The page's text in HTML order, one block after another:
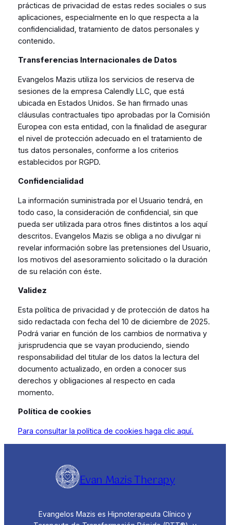
prácticas de privacidad de estas redes sociales o sus
aplicaciones, especialmente en lo que respecta a la
confidencialidad, tratamiento de datos personales y
contenido.
Transferencias Internacionales de Datos
Evangelos Mazis utiliza los servicios de reserva de
sesiones de la empresa Calendly LLC, que está
ubicada en Estados Unidos. Se han firmado unas
cláusulas contractuales tipo aprobadas por la Comisión
Europea con esta entidad, con la finalidad de asegurar
el nivel de protección adecuado en el tratamiento de
tus datos personales, conforme a los criterios
establecidos por RGPD.
Confidencialidad
La información suministrada por el Usuario tendrá, en
todo caso, la consideración de confidencial, sin que
pueda ser utilizada para otros fines distintos a los aquí
descritos. Evangelos Mazis se obliga a no divulgar ni
revelar información sobre las pretensiones del Usuario,
los motivos del asesoramiento solicitado o la duración
de su relación con éste.
Validez
Esta política de privacidad y de protección de datos ha
sido redactada con fecha del 10 de diciembre de 2025.
Podrá variar en función de los cambios de normativa y
jurisprudencia que se vayan produciendo, siendo
responsabilidad del titular de los datos la lectura del
documento actualizado, en orden a conocer sus
derechos y obligaciones al respecto en cada
momento.
Política de cookies
Para consultar la política de cookies haga clic aquí.
Evan Mazis Therapy
Evangelos Mazis es Hipnoterapeuta Clínico y